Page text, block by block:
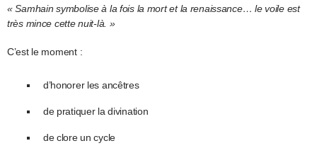
« Samhain symbolise à la fois la mort et la renaissance… le voile est
très mince cette nuit-là. »
C’est le moment :
d’honorer les ancêtres
de pratiquer la divination
de clore un cycle